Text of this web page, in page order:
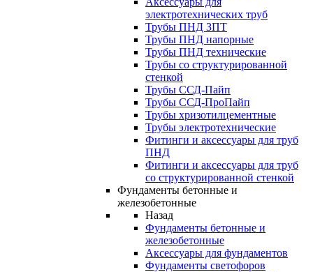
электротехнических труб
Трубы ПНД ЗПТ
Трубы ПНД напорные
Трубы ПНД технические
Трубы со структурированной
стенкой
Трубы ССД-Пайп
Трубы ССД-ПроПайп
Трубы хризотилцементные
Трубы электротехнические
Фитинги и аксессуары для труб
ПНД
Фитинги и аксессуары для труб
со структурированной стенкой
Фундаменты бетонные и
железобетонные
Назад
Фундаменты бетонные и
железобетонные
Аксессуары для фундаментов
Фундаменты светофоров